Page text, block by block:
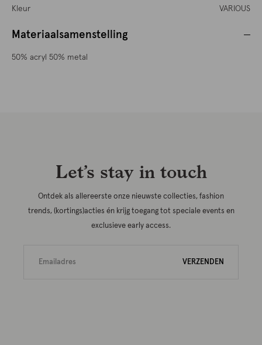
Kleur
VARIOUS
Materiaalsamenstelling
50% acryl 50% metal
Let’s stay in touch
Ontdek als allereerste onze nieuwste collecties, fashion
trends, (kortings)acties én krijg toegang tot speciale events en
exclusieve early access.
VERZENDEN